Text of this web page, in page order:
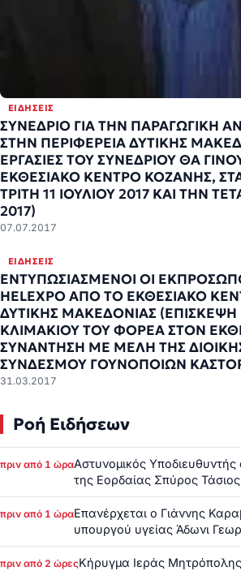
ΕΙΔΉΣΕΙΣ
ΣΥΝΕΔΡΙΟ ΓΙΑ ΤΗΝ ΠΑΡΑΓΩΓΙΚΗ
ΣΤΗΝ ΠΕΡΙΦΕΡΕΙΑ ΔΥΤΙΚΗΣ
ΕΡΓΑΣΙΕΣ ΤΟΥ ΣΥΝΕΔΡΙΟΥ ΘΑ
ΕΚΘΕΣΙΑΚΟ ΚΕΝΤΡΟ ΚΟΖΑΝΗΣ,
ΤΡΙΤΗ 11 ΙΟΥΛΙΟΥ 2017 ΚΑΙ ΤΗΝ
2017)
07.07.2017
ΕΙΔΉΣΕΙΣ
ΕΝΤΥΠΩΣΙΑΣΜΕΝΟΙ ΟΙ
HELEXPO ΑΠΟ ΤΟ ΕΚΘΕΣΙΑΚΟ
ΔΥΤΙΚΗΣ ΜΑΚΕΔΟΝΙΑΣ
ΚΛΙΜΑΚΙΟΥ ΤΟΥ ΦΟΡΕΑ ΣΤΟΝ
ΣΥΝΑΝΤΗΣΗ ΜΕ ΜΕΛΗ ΤΗΣ
ΣΥΝΔΕΣΜΟΥ ΓΟΥΝΟΠΟΙΩΝ
31.03.2017
Ροή Ειδήσεων
πριν από 1 ώραΑστυνομικός Υποδιευθυντής
της Εορδαίας Σπύρος
πριν από 1 ώραΕπανέρχεται ο Γιάννης
υπουργού υγείας Άδωνι
πριν από 2 ώρεςΚήρυγμα Ιεράς